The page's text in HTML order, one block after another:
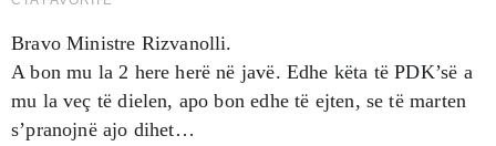
Bravo Ministre Rizvanolli.
A bon mu la 2 here herë në javë. Edhe këta të PDK’së a
mu la veç të dielen, apo bon edhe të ejten, se të marten
s’pranojnë ajo dihet…